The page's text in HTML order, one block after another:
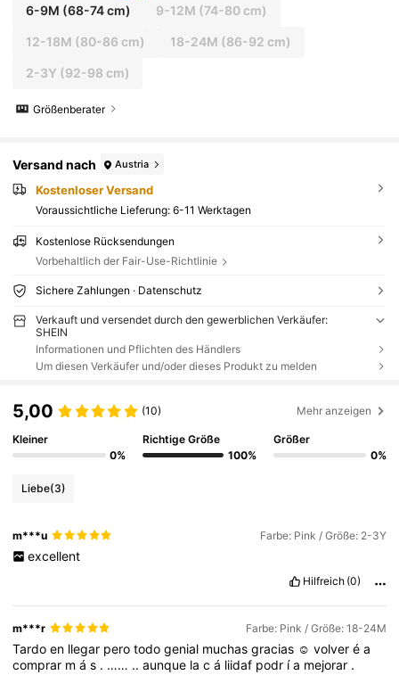
6-9M (68-74 cm) 9-12M (74-80 cm)
12-18M (80-86 cm) 18-24M (86-92 cm)
2-3Y (92-98 cm)
Größenberater
Versand nach Austria
Kostenloser Versand
Voraussichtliche Lieferung: 6-11 Werktagen
Kostenlose Rücksendungen
Vorbehaltlich der Fair-Use-Richtlinie
Sichere Zahlungen · Datenschutz
Verkauft und versendet durch den gewerblichen Verkäufer:
SHEIN
Informationen und Pflichten des Händlers
Um diesen Verkäufer und/oder dieses Produkt zu melden
5,00 (10) Mehr anzeigen
Kleiner
0%
Richtige Größe
100%
Größer
0%
Liebe(3)
m***u Farbe: Pink / Größe: 2-3Y
excellent
Hilfreich (0)
m***r Farbe: Pink / Größe: 18-24M
Tardoen llegar perotodogenial muchasgracias ☺️volveréa
comprar más . …… ..aunque lacá liidaf podr ía mejorar .